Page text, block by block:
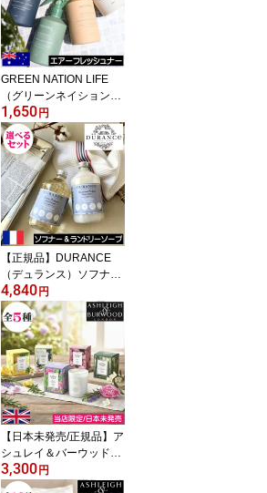
GREEN NATION LIFE
（グリーンネイションラ
イフ）【エアーフレッシ
ュナー】エアスプレー リ
フレッシュスプレー フレ
グランススプレー 消臭
オーストラリア製 ヴィー
ガンフレンドリー エッセ
ンシャルオイル配合 自然
天然成分 プレゼント 女
性 ギフト 贈り物 男性
1,650円
【正規品】DURANCE
（デュランス）ソフナー
とランドリーソープ【選
べる送料無料のお得なセ
ット】フランス製 液体洗
濯洗剤 ヨーロッパ 人気
母の日 父の日 プレゼン
ト ギフト 贈り物 ダニ対
策 アレルギー対策 天然
成分 安全 安心 赤ちゃん
衣類 洗濯 出産祝い お祝
い返し
4,840円
【日本未発売/正規品】ア
シュレイ＆バーウッド
【ジャーキャンドル（グ
ラス入りアロマキャンド
3,300円